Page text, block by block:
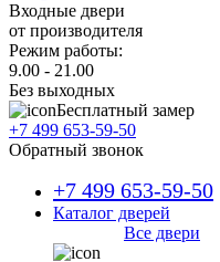
Входные двери
от производителя
Режим работы:
9.00 - 21.00
Без выходных
Бесплатный замер
+7 499 653-59-50
Обратный звонок
+7 499 653-59-50
Каталог дверей
Все двери